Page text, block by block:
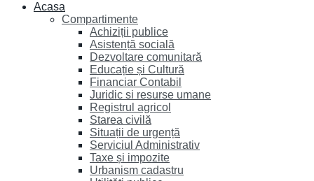
Acasa
Compartimente
Achiziții publice
Asistență socială
Dezvoltare comunitară
Educație și Cultură
Financiar Contabil
Juridic si resurse umane
Registrul agricol
Starea civilă
Situații de urgență
Serviciul Administrativ
Taxe și impozite
Urbanism cadastru